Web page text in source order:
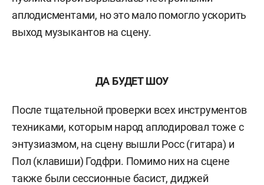
аплодисментами, но это мало помогло ускорить
выход музыкантов на сцену.
ДА БУДЕТ ШОУ
После тщательной проверки всех инструментов
техниками, которым народ аплодировал тоже с
энтузиазмом, на сцену вышли Росс (гитара) и
Пол (клавиши) Годфри. Помимо них на сцене
также были сессионные басист, диджей